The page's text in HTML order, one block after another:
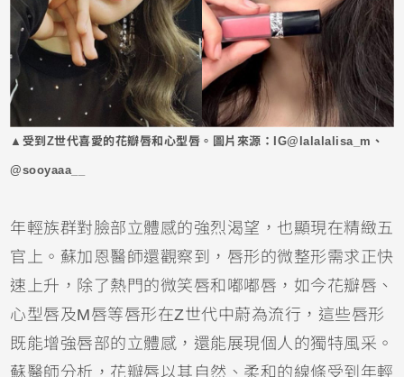
▲受到Z世代喜愛的花瓣唇和心型唇。圖片來源：IG@lalalalisa_m、
@sooyaaa__
年輕族群對臉部立體感的強烈渴望，也顯現在精緻五
官上。蘇加恩醫師還觀察到，唇形的微整形需求正快
速上升，除了熱門的微笑唇和嘟嘟唇，如今花瓣唇、
心型唇及M唇等唇形在Z世代中蔚為流行，這些唇形
既能增強唇部的立體感，還能展現個人的獨特風采。
蘇醫師分析，花瓣唇以其自然、柔和的線條受到年輕